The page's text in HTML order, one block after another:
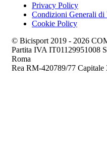
Privacy Policy
Condizioni Generali di
Cookie Policy
© Bicisport 2019 - 2026
Partita IVA IT01129951008
Roma
Rea RM-420789/77 Capitale